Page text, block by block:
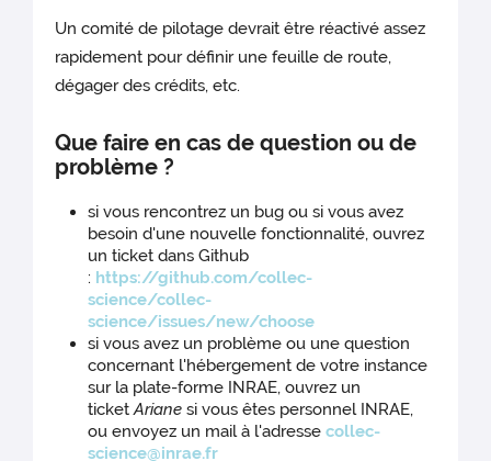
Un comité de pilotage devrait être réactivé assez
rapidement pour définir une feuille de route,
dégager des crédits, etc.
Que faire en cas de question ou de
problème ?
si vous rencontrez un bug ou si vous avez
besoin d'une nouvelle fonctionnalité, ouvrez
un ticket dans Github
: https://github.com/collec-
science/collec-
science/issues/new/choose
si vous avez un problème ou une question
concernant l'hébergement de votre instance
sur la plate-forme INRAE, ouvrez un
ticketAriane si vous êtes personnel INRAE,
ou envoyez un mail à l'adressecollec-
science@inrae.fr